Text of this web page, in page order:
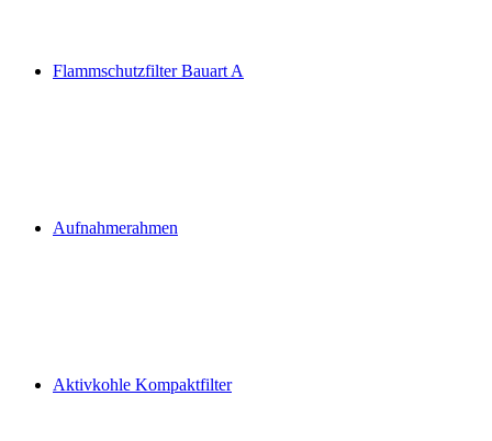
Flammschutzfilter Bauart A
Aufnahmerahmen
Aktivkohle Kompaktfilter